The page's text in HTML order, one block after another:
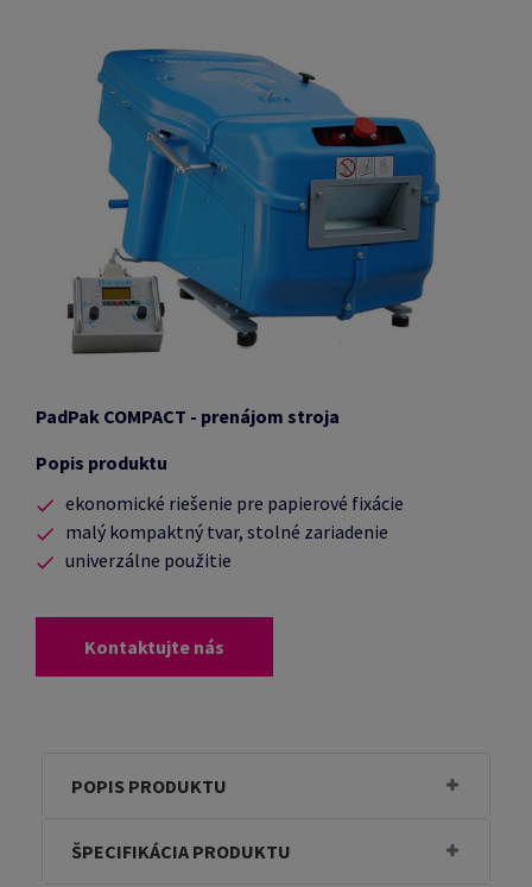
PadPak COMPACT - prenájom stroja
Popis produktu
ekonomické riešenie pre papierové fixácie
malý kompaktný tvar, stolné zariadenie
univerzálne použitie
Kontaktujte nás
POPIS PRODUKTU
ŠPECIFIKÁCIA PRODUKTU